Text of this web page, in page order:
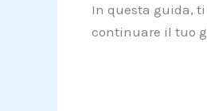
In questa guida,
continuare il tuo